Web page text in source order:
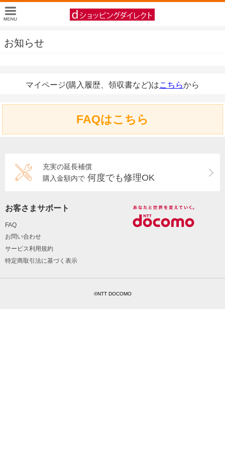
お知らせ
マイページ(購入履歴、領収書など)はこちらから
FAQはこちら
充実の延長補償
購入金額内で 何度でも修理OK
お客さまサポート
FAQ
お問い合わせ
サービス利用規約
特定商取引法に基づく表示
©NTT DOCOMO